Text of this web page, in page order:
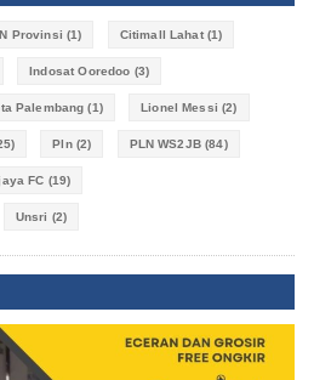
Provinsi (1) Citimall Lahat(1)
Indosat Ooredoo (3)
Palembang (1) Lionel Messi (2)
Pln(2) PLN WS2JB(84)
FC (19)
Unsri (2)